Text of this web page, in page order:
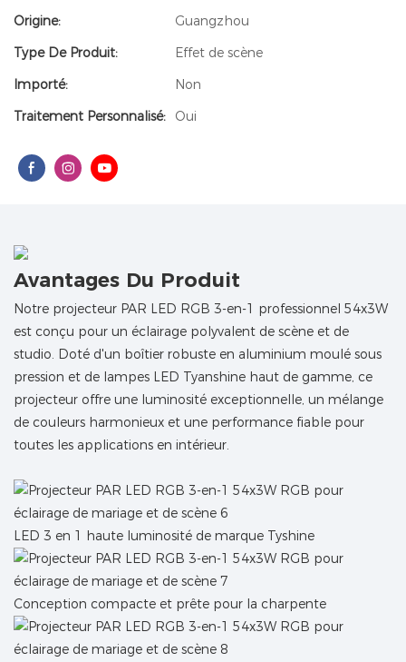
Origine:
Guangzhou
Type De Produit:
Effet de scène
Importé:
Non
Traitement Personnalisé:
Oui
Avantages Du Produit
Notre projecteur PAR LED RGB 3-en-1 professionnel 54x3W
est conçu pour un éclairage polyvalent de scène et de
studio. Doté d'un boîtier robuste en aluminium moulé sous
pression et de lampes LED Tyanshine haut de gamme, ce
projecteur offre une luminosité exceptionnelle, un mélange
de couleurs harmonieux et une performance fiable pour
toutes les applications en intérieur.
LED 3 en 1 haute luminosité de marque Tyshine
Conception compacte et prête pour la charpente